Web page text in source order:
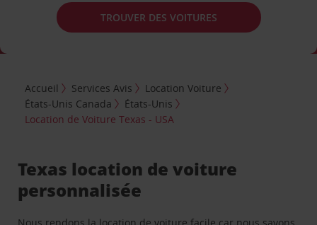
TROUVER DES VOITURES
Accueil Services Avis
Location Voiture
États-Unis Canada
États-Unis
Location de Voiture Texas - USA
Texas location de voiture
personnalisée
Nous rendons la location de voiture facile car nous savons